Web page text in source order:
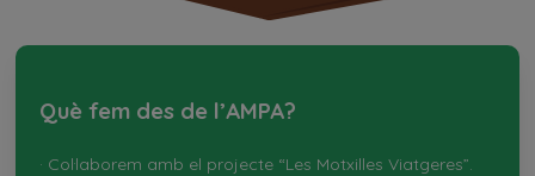
Què fem des de l’AMPA?
· Col·laborem amb el projecte “Les Motxilles Viatgeres”.